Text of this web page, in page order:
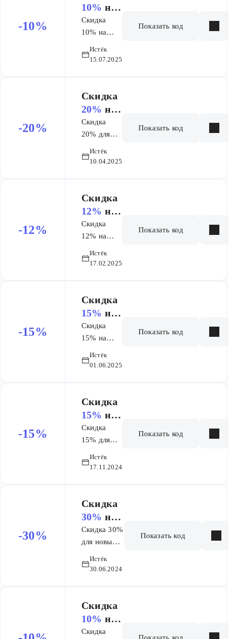
2+ предметам
-10%
10% на
заказ
Скидка
10% на
месяц
9месяцев
ОГЭ
Истёк
15.07.2025
Показать код
-20%
Скидка
20% на
заказ
Скидка
20% для
учеников
месяца
Фреш ЕГЭ
Истёк
10.04.2025
Показать код
-12%
Скидка
12% на
заказ
Скидка
12% на
месяц
учеников в
предмете
Экстры
ОГЭ
Истёк
17.02.2025
Показать код
-15%
Скидка
15% на
заказ
Скидка
15% на
полного
Основа +
ЕГЭ (9
мес)
Истёк
01.06.2025
Показать код
-15%
Скидка
15% на
заказ
Скидка
15% для
учеников
месяца
Основы
ЕГЭ
Истёк
17.11.2024
Показать код
-30%
Скидка
30% на
заказ
Скидка 30%
для новых
предмете на
Истёк
30.06.2024
Показать код
Скидка
10% на
заказ
Скидка
Показать код